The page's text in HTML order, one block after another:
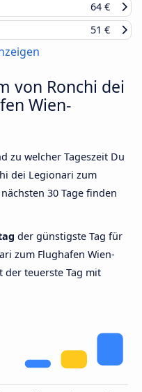
64 €
51 €
von Ronchi dei
Wien-
zu welcher Tageszeit Du
dei Legionari zum
30 Tage finden
der günstigste Tag für
zum Flughafen Wien-
der teuerste Tag mit